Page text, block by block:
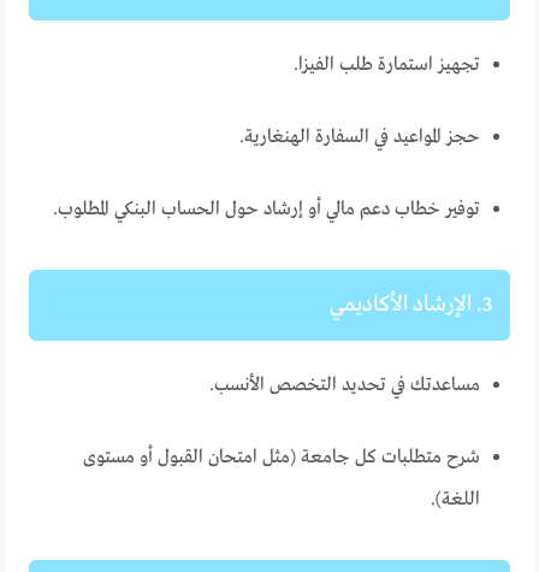
تجهيز استمارة طلب الفيزا.
حجز المواعيد في السفارة الهنغارية.
توفير خطاب دعم مالي أو إرشاد حول الحساب البنكي المطلوب.
3. الإرشاد الأكاديمي
مساعدتك في تحديد التخصص الأنسب.
شرح متطلبات كل جامعة (مثل امتحان القبول أو مستوى
اللغة).